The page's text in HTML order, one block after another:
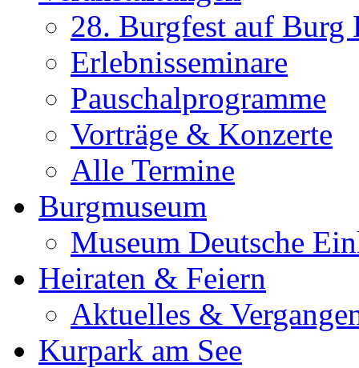
28. Burgfest auf Burg
Erlebnisseminare
Pauschalprogramme
Vorträge & Konzerte
Alle Termine
Burgmuseum
Museum Deutsche
Heiraten & Feiern
Aktuelles &
Kurpark am See